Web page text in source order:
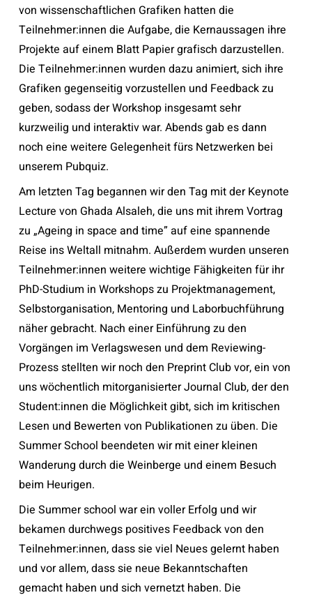
von wissenschaftlichen Grafiken hatten die
Teilnehmer:innen die Aufgabe, die Kernaussagen ihre
Projekte auf einem Blatt Papier grafisch darzustellen.
Die Teilnehmer:innen wurden dazu animiert, sich ihre
Grafiken gegenseitig vorzustellen und Feedback zu
geben, sodass der Workshop insgesamt sehr
kurzweilig und interaktiv war. Abends gab es dann
noch eine weitere Gelegenheit fürs Netzwerken bei
unserem Pubquiz.
Am letzten Tag begannen wir den Tag mit der Keynote
Lecture von Ghada Alsaleh, die uns mit ihrem Vortrag
zu „Ageing in space and time” auf eine spannende
Reise ins Weltall mitnahm. Außerdem wurden unseren
Teilnehmer:innen weitere wichtige Fähigkeiten für ihr
PhD-Studium in Workshops zu Projektmanagement,
Selbstorganisation, Mentoring und Laborbuchführung
näher gebracht. Nach einer Einführung zu den
Vorgängen im Verlagswesen und dem Reviewing-
Prozess stellten wir noch den Preprint Club vor, ein von
uns wöchentlich mitorganisierter Journal Club, der den
Student:innen die Möglichkeit gibt, sich im kritischen
Lesen und Bewerten von Publikationen zu üben. Die
Summer School beendeten wir mit einer kleinen
Wanderung durch die Weinberge und einem Besuch
beim Heurigen.
Die Summer school war ein voller Erfolg und wir
bekamen durchwegs positives Feedback von den
Teilnehmer:innen, dass sie viel Neues gelernt haben
und vor allem, dass sie neue Bekanntschaften
gemacht haben und sich vernetzt haben. Die